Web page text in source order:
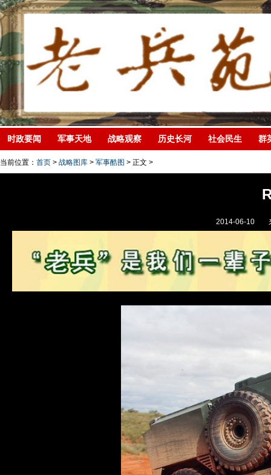
时政要闻 军事天地 战略观察 历史长河 社会民生 群
当前位置： 首页 > 战略图库 > 军事酷图 > 正文 >
2014-06-10